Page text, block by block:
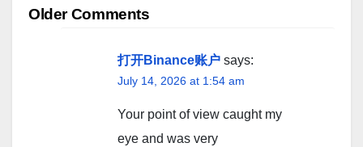
Comment
navigation
Older Comments
打开Binance账户 says:
July 14, 2026 at 1:54 am
Your point of view caught my
eye and was very